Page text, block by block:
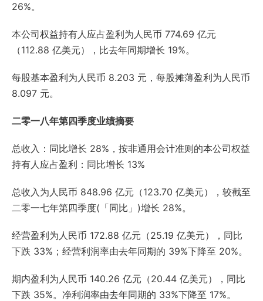
26%。
本公司权益持有人应占盈利为人民币 774.69 亿元
（112.88 亿美元），比去年同期增长 19%。
每股基本盈利为人民币 8.203 元，每股摊薄盈利为人民币
8.097 元。
二零一八年第四季度业绩摘要
总收入：同比增长 28%，按非通用会计准则的本公司权益
持有人应占盈利：同比增长 13%
总收入为人民币 848.96 亿元（123.70 亿美元），较截至
二零一七年第四季度(「同比」)增长 28%。
经营盈利为人民币 172.88 亿元（25.19 亿美元），同比
下跌 33%；经营利润率由去年同期的 39%下降至 20%。
期内盈利为人民币 140.26 亿元（20.44 亿美元），同比
下跌 35%。净利润率由去年同期的 33%下降至 17%。